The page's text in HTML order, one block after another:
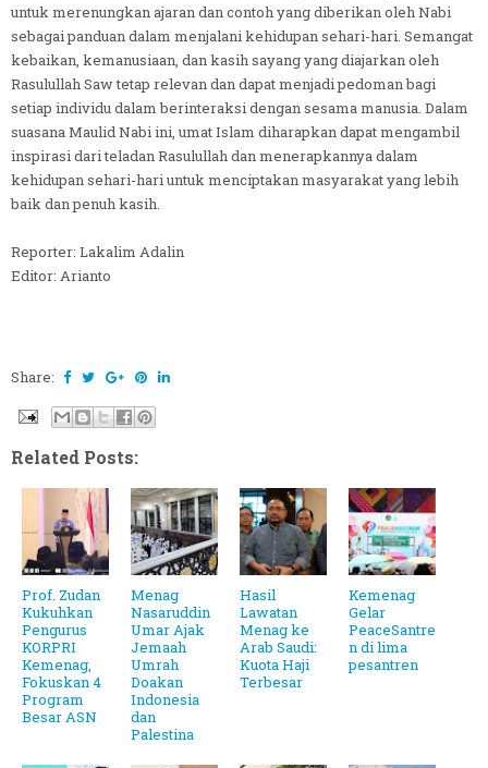
untuk merenungkan ajaran dan contoh yang diberikan oleh Nabi
sebagai panduan dalam menjalani kehidupan sehari-hari. Semangat
kebaikan, kemanusiaan, dan kasih sayang yang diajarkan oleh
Rasulullah Saw tetap relevan dan dapat menjadi pedoman bagi
setiap individu dalam berinteraksi dengan sesama manusia. Dalam
suasana Maulid Nabi ini, umat Islam diharapkan dapat mengambil
inspirasi dari teladan Rasulullah dan menerapkannya dalam
kehidupan sehari-hari untuk menciptakan masyarakat yang lebih
baik dan penuh kasih.
Reporter: Lakalim Adalin
Editor: Arianto
Share:
Related Posts:
Prof. Zudan
Kukuhkan
Pengurus
KORPRI
Kemenag,
Fokuskan 4
Program
Besar ASN
Menag
Nasaruddin
Umar Ajak
Jemaah
Umrah
Doakan
Indonesia
dan
Palestina
Hasil
Lawatan
Menag ke
Arab Saudi:
Kuota Haji
Terbesar
Kemenag
Gelar
PeaceSantre
n di lima
pesantren